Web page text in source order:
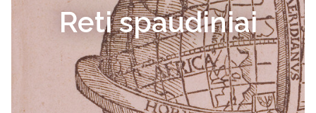
Reti spaudiniai